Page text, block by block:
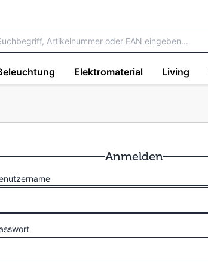
Elektromaterial Living
Anmelden